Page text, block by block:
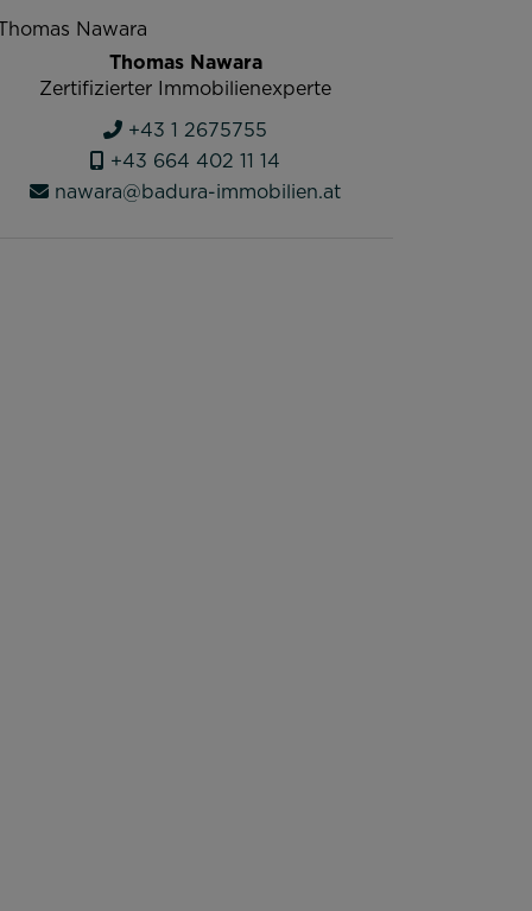
Thomas Nawara
Zertifizierter Immobilienexperte
+43 1 2675755
+43 664 402 11 14
nawara@badura-immobilien.at